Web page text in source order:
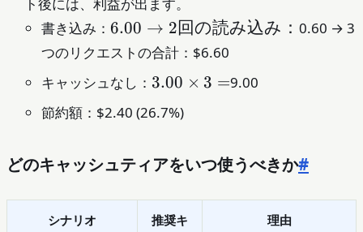
書き込み：6.00
→ 2
回の
読み
込
み：
6.00 → 2回の読み込み： 0.60 → 3
つのリクエストの合計：$6.60
キャッシュなし： 3.00
=
3.00 × 3 =9.00
節約額：$2.40 (26.7%)
どのキャッシュティアをいつ使うべきか#
シナリオ
推奨キ
理由